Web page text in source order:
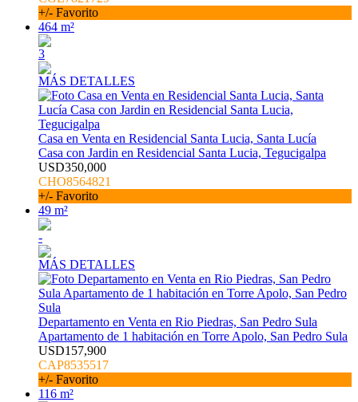
+/- Favorito
464 m²
3
MÁS DETALLES
Casa en Venta en Residencial Santa Lucia, Santa Lucía
Casa con Jardin en Residencial Santa Lucia, Tegucigalpa
USD350,000
CHO8564821
+/- Favorito
49 m²
-
MÁS DETALLES
Departamento en Venta en Rio Piedras, San Pedro Sula
Apartamento de 1 habitación en Torre Apolo, San Pedro Sula
USD157,900
CAP8535517
+/- Favorito
116 m²